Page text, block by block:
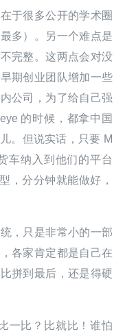
于很多公开的学术圈
多）。另一个难点是
完整。这两点会对没
期创业团队增加一些
公司，为了给自己强
的时候，都拿中国
。但说实话，只要 M
车纳入到他们的平台
，分分钟就能做好，
，只是非常小的一部
各家肯定都是自己在
拼到最后，还是得硬
一比？比就比！谁怕